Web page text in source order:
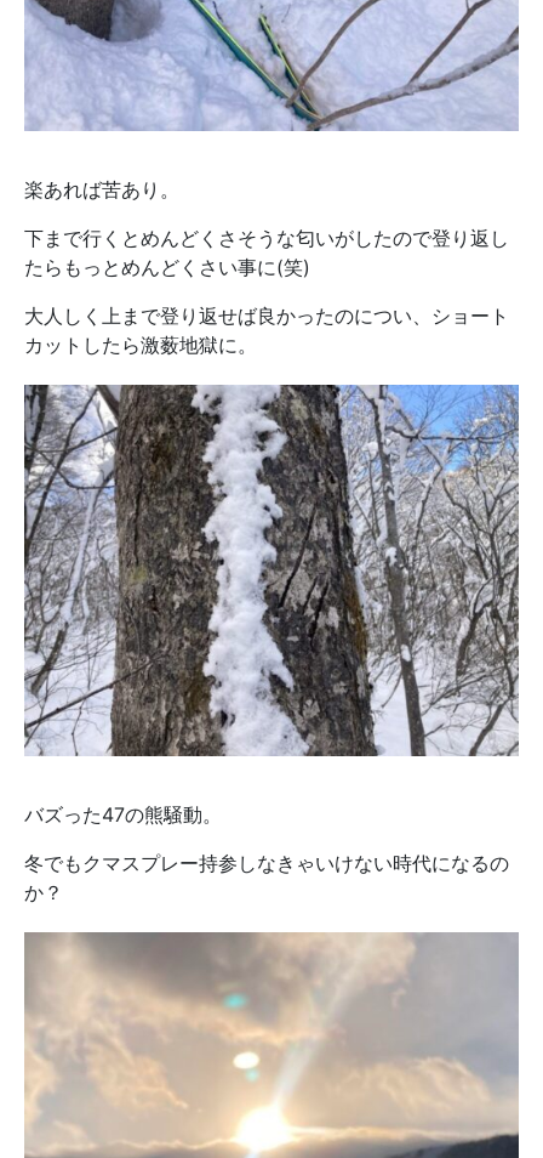
楽あれば苦あり。
下まで行くとめんどくさそうな匂いがしたので登り返し
たらもっとめんどくさい事に(笑)
大人しく上まで登り返せば良かったのについ、ショート
カットしたら激薮地獄に。
バズった47の熊騒動。
冬でもクマスプレー持参しなきゃいけない時代になるの
か？